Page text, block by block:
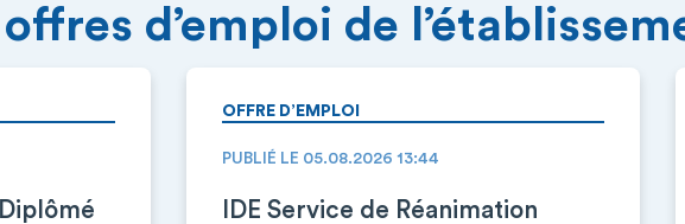
d’emploi de
OFFRE D’EMPLOI
PUBLIÉ LE 05.08.2026 13:44
IDE Service de Réanimation